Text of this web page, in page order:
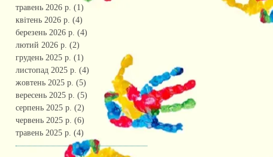
травень 2026 р. (1)
квітень 2026 р. (4)
березень 2026 р. (4)
лютий 2026 р. (2)
грудень 2025 р. (1)
листопад 2025 р. (4)
жовтень 2025 р. (5) 5 постів
вересень 2025 р. (5) 5 постів
серпень 2025 р. (2) 2 пости
червень 2025 р. (6) 6 постів
травень 2025 р. (4)